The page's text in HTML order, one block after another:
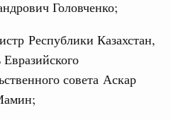
Головченко;
Республики Казахстан,
совета Аскар
трассах открылись
сервиса
итогам стратегической
научно-